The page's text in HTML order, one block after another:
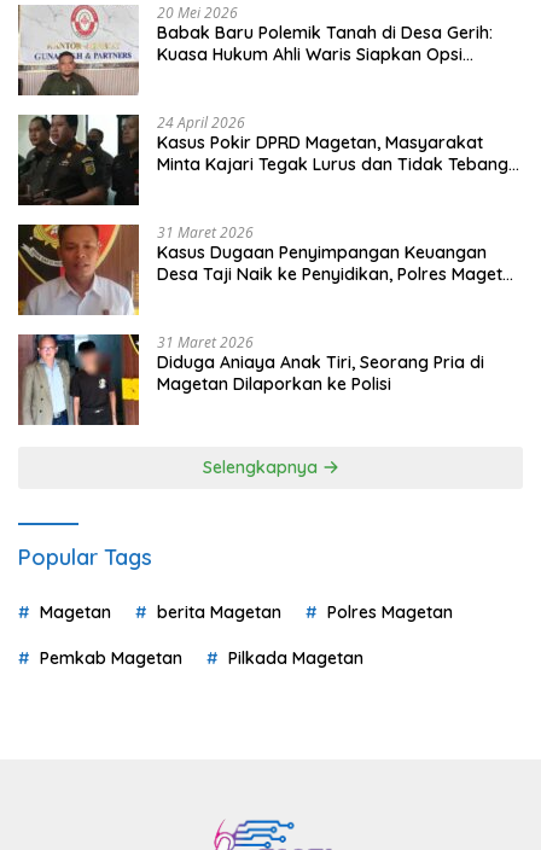
20 Mei 2026
Babak Baru Polemik Tanah di Desa Gerih:
Kuasa Hukum Ahli Waris Siapkan Opsi
24 April 2026
Kasus Pokir DPRD Magetan, Masyarakat
Minta Kajari Tegak Lurus dan Tidak Tebang
31 Maret 2026
Kasus Dugaan Penyimpangan Keuangan
Desa Taji Naik ke Penyidikan, Polres Magetan
31 Maret 2026
Diduga Aniaya Anak Tiri, Seorang Pria di
Magetan Dilaporkan ke Polisi
Selengkapnya
Popular Tags
Magetan berita Magetan Polres Magetan
Pemkab Magetan Pilkada Magetan